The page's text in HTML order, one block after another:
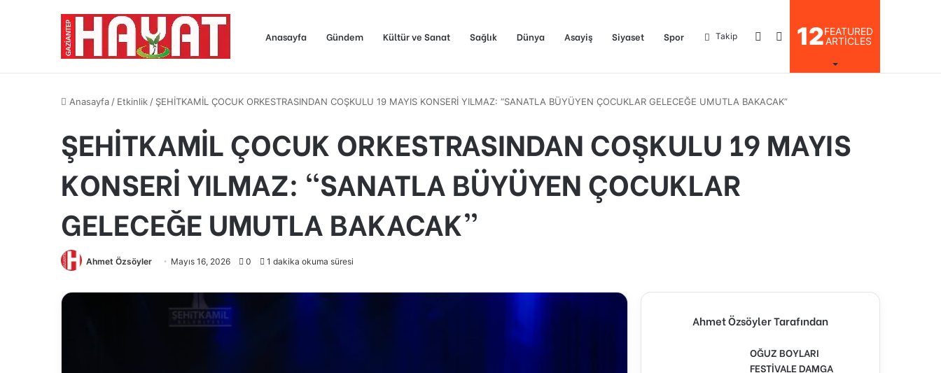
Anasayfa Gündem Kültür ve Sanat Sağlık Dünya Asayiş Siyaset Spor 12FEATURED
ARTICLES
Arama
yap
Kayıt
Ol
Takip
Anasayfa / Etkinlik / ŞEHİTKAMİL ÇOCUK ORKESTRASINDAN COŞKULU 19 MAYIS KONSERİ YILMAZ: “SANATLA BÜYÜYEN ÇOCUKLAR GELECEĞE UMUTLA BAKACAK”
ŞEHİTKAMİL ÇOCUK ORKESTRASINDAN COŞKULU 19 MAYIS
KONSERİ YILMAZ: “SANATLA BÜYÜYEN ÇOCUKLAR
GELECEĞE UMUTLA BAKACAK”
Ahmet Özsöyler Mayıs 16, 2026 0 1 dakika okuma süresi
Ahmet Özsöyler Tarafından
OĞUZ BOYLARI
FESTİVALE DAMGA